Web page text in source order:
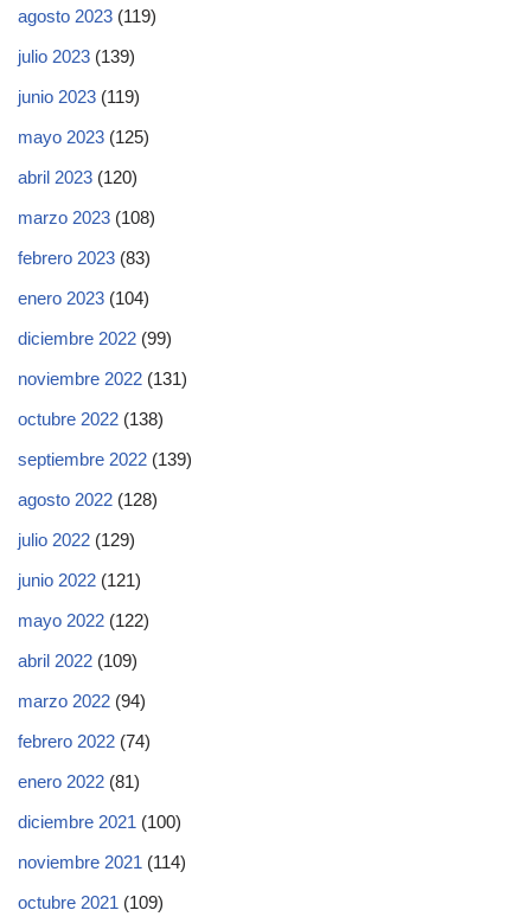
agosto 2023 (119)
julio 2023 (139)
junio 2023 (119)
mayo 2023 (125)
abril 2023 (120)
marzo 2023 (108)
febrero 2023 (83)
enero 2023 (104)
diciembre 2022 (99)
noviembre 2022 (131)
octubre 2022 (138)
septiembre 2022 (139)
agosto 2022 (128)
julio 2022 (129)
junio 2022 (121)
mayo 2022 (122)
abril 2022 (109)
marzo 2022 (94)
febrero 2022 (74)
enero 2022 (81)
diciembre 2021 (100)
noviembre 2021 (114)
octubre 2021 (109)